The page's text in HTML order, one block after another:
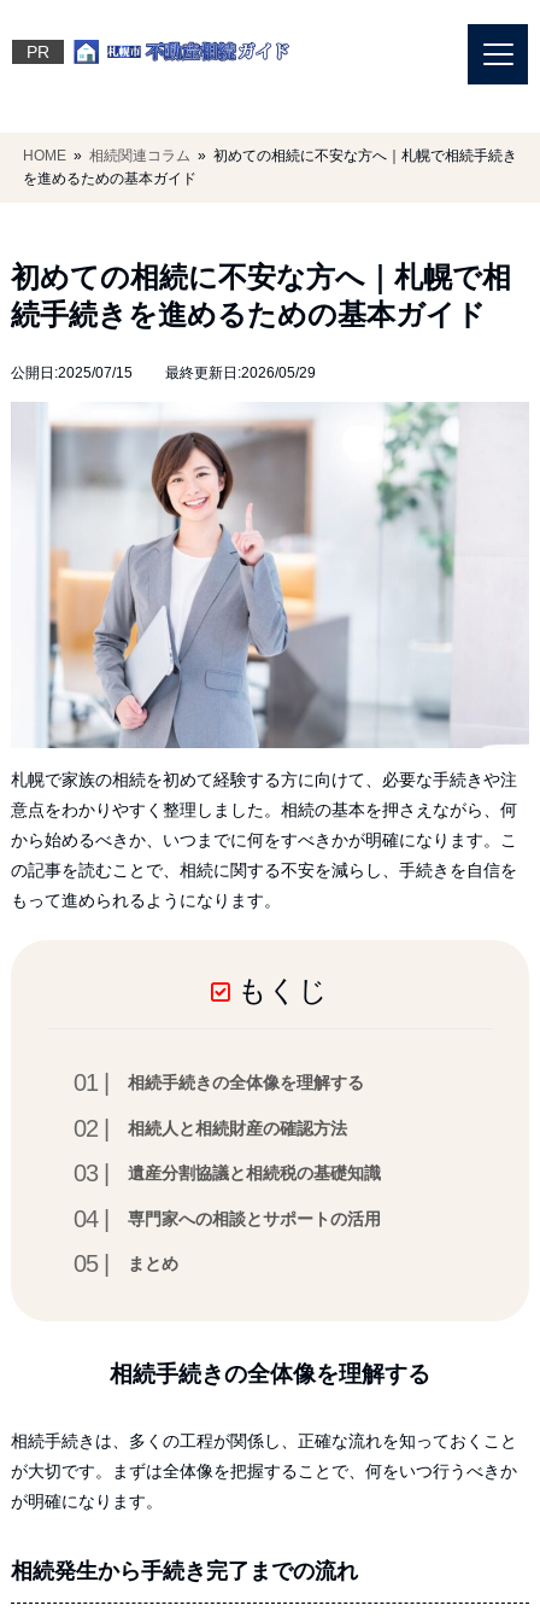
PR
HOME» 相続関連コラム » 初めての相続に不安な方へ｜札幌で相続手続き
を進めるための基本ガイド
初めての相続に不安な方へ｜札幌で相
続手続きを進めるための基本ガイド
公開日:2025/07/15 最終更新日:2026/05/29
札幌で家族の相続を初めて経験する方に向けて、必要な手続きや注
意点をわかりやすく整理しました。相続の基本を押さえながら、何
から始めるべきか、いつまでに何をすべきかが明確になります。こ
の記事を読むことで、相続に関する不安を減らし、手続きを自信を
もって進められるようになります。
もくじ
相続手続きの全体像を理解する
相続人と相続財産の確認方法
遺産分割協議と相続税の基礎知識
専門家への相談とサポートの活用
まとめ
相続手続きの全体像を理解する
相続手続きは、多くの工程が関係し、正確な流れを知っておくこと
が大切です。まずは全体像を把握することで、何をいつ行うべきか
が明確になります。
相続発生から手続き完了までの流れ